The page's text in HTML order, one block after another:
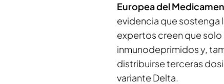
Europea del
evidencia que sostenga
expertos creen que solo
inmunodeprimidos y,
distribuirse terceras
variante Delta.